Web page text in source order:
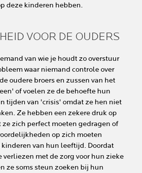
deze kinderen hebben.
VOOR DE OUDERS
van wie je houdt zo overstuur
waar niemand controle over
oudere broers en zussen van het
of voelen ze de behoefte hun
tijden van 'crisis' omdat ze hen niet
Ze hebben een zekere druk op
zich perfect moeten gedragen of
op zich moeten
van hun leeftijd. Doordat
verliezen met de zorg voor hun zieke
ze soms steun zoeken bij hun